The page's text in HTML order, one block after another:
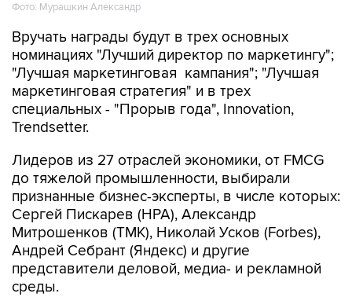
Фото: Мурашкин Александр
Вручать награды будут в трех основных
номинациях "Лучший директор по маркетингу";
"Лучшая маркетинговая кампания"; "Лучшая
маркетинговая стратегия" и в трех
специальных - "Прорыв года", Innovation,
Trendsetter.
Лидеров из 27 отраслей экономики, от FMCG
до тяжелой промышленности, выбирали
признанные бизнес-эксперты, в числе которых:
Сергей Пискарев (НРА), Александр
Митрошенков (ТМК), Николай Усков (Forbes),
Андрей Себрант (Яндекс) и другие
представители деловой, медиа- и рекламной
среды.